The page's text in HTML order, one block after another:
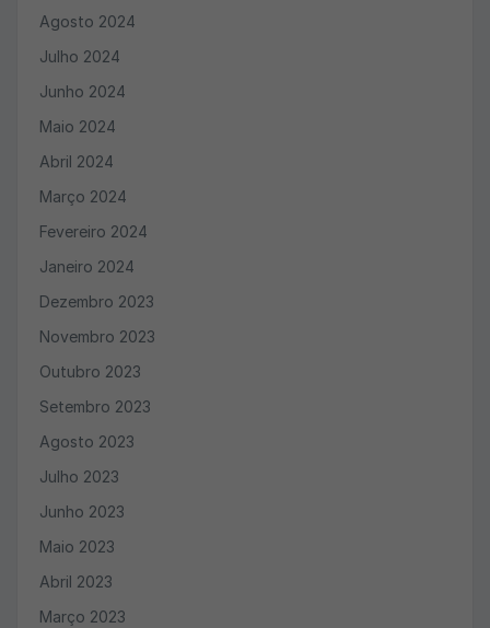
Agosto 2024
Julho 2024
Junho 2024
Maio 2024
Abril 2024
Março 2024
Fevereiro 2024
Janeiro 2024
Dezembro 2023
Novembro 2023
Outubro 2023
Setembro 2023
Agosto 2023
Julho 2023
Junho 2023
Maio 2023
Abril 2023
Março 2023